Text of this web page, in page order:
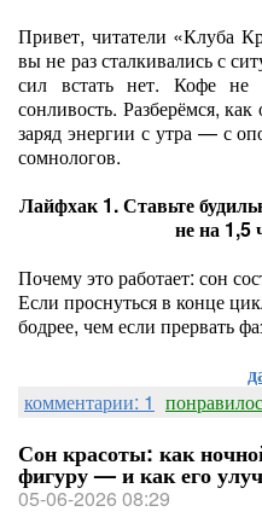
Привет, читатели «Клуба
вы не раз сталкивались с
сил встать нет. Кофе
сонливость. Разберёмся,
заряд энергии с утра — с
сомнологов.
Лайфхак 1. Ставьте
не на 1,5
Почему это работает: сон
Если проснуться в конце
бодрее, чем если прервать
комментарии: 1
Сон красоты: как
фигуру — и как его
05-06-2026 08:29